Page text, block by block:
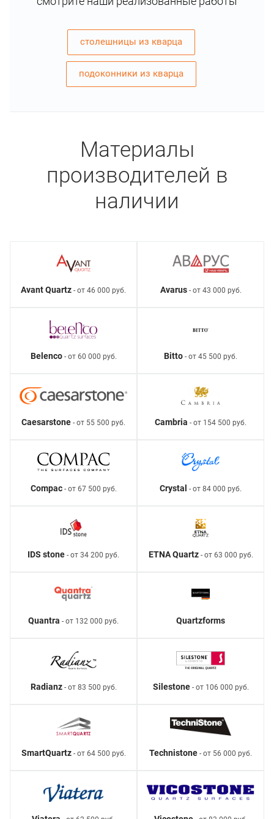
столешницы из кварца
подоконники из кварца
Материалы
производителей в
наличии
Avant Quartz - от 46 000 руб. Avarus- от 43 000 руб.
Belenco- от 60 000 руб. Bitto - от 45 500 руб.
Caesarstone - от 55 500 руб. Cambria - от 154 500 руб.
Compac- от 67 500 руб. Crystal - от 84 000 руб.
IDS stone - от 34 200 руб. ETNA Quartz- от 63 000 руб.
Quantra - от 132 000 руб. Quartzforms
Radianz- от 83 500 руб. Silestone- от 106 000 руб.
SmartQuartz- от 64 500 руб. Technistone - от 56 000 руб.